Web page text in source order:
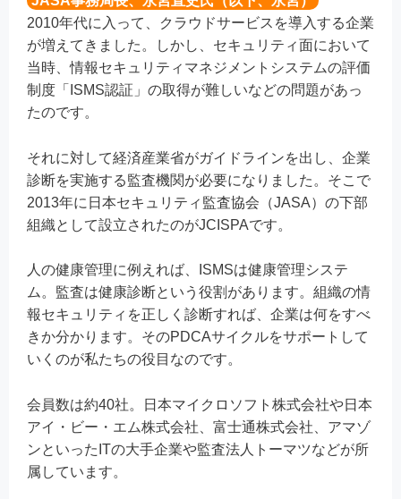
2010年代に入って、クラウドサービスを導入する企業
が増えてきました。しかし、セキュリティ面において
当時、情報セキュリティマネジメントシステムの評価
制度「ISMS認証」の取得が難しいなどの問題があっ
たのです。
それに対して経済産業省がガイドラインを出し、企業
診断を実施する監査機関が必要になりました。そこで
2013年に日本セキュリティ監査協会（JASA）の下部
組織として設立されたのがJCISPAです。
人の健康管理に例えれば、ISMSは健康管理システ
ム。監査は健康診断という役割があります。組織の情
報セキュリティを正しく診断すれば、企業は何をすべ
きか分かります。そのPDCAサイクルをサポートして
いくのが私たちの役目なのです。
会員数は約40社。日本マイクロソフト株式会社や日本
アイ・ビー・エム株式会社、富士通株式会社、アマゾ
ンといったITの大手企業や監査法人トーマツなどが所
属しています。